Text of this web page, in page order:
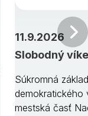
Slobodný
11.9.2026
Súkromná
demokratického
mestská časť